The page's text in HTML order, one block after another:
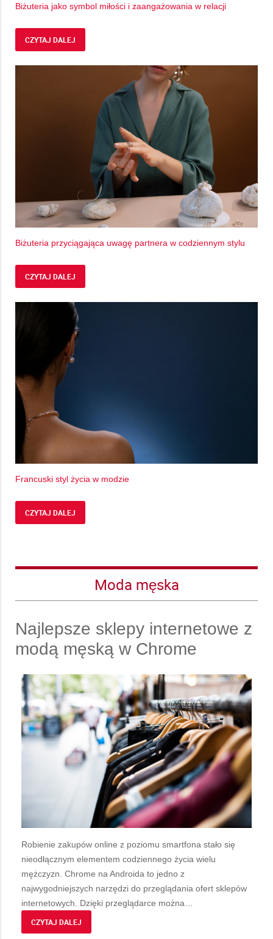
Biżuteria jako symbol miłości i zaangażowania w relacji
CZYTAJ DALEJ
Biżuteria przyciągająca uwagę partnera w codziennym stylu
CZYTAJ DALEJ
Francuski styl życia w modzie
CZYTAJ DALEJ
Moda męska
Najlepsze sklepy internetowe z
modą męską w Chrome
Robienie zakupów online z poziomu smartfona stało się
nieodłącznym elementem codziennego życia wielu
mężczyzn. Chrome na Androida to jedno z
najwygodniejszych narzędzi do przeglądania ofert sklepów
internetowych. Dzięki przeglądarce można
CZYTAJ DALEJ